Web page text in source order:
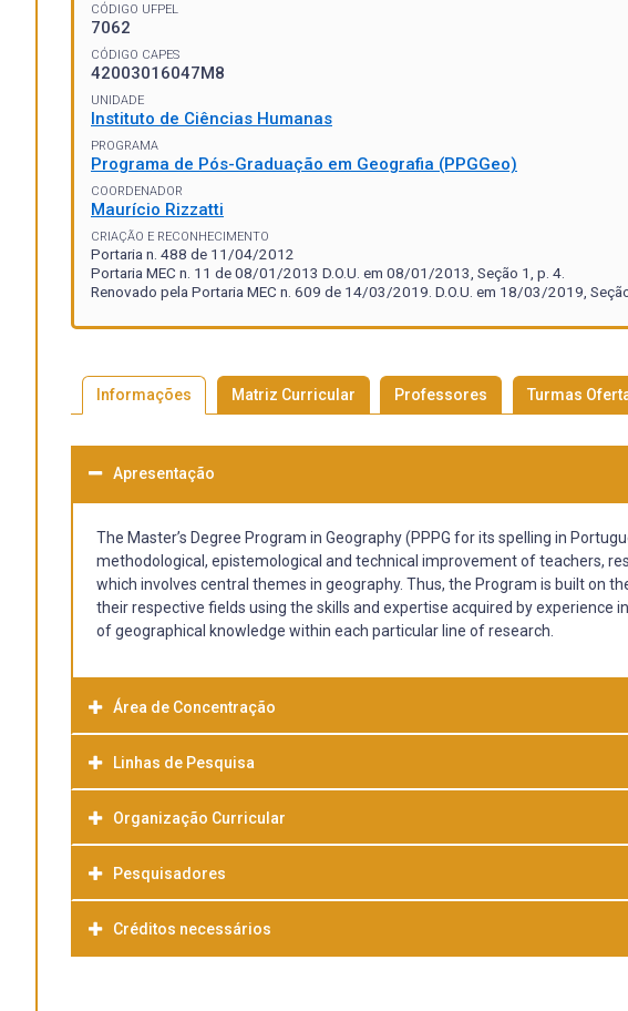
CÓDIGO UFPEL
7062
CÓDIGO CAPES
42003016047M8
UNIDADE
Instituto de Ciências Humanas
PROGRAMA
Programa de Pós-Graduação em Geografia (PPGGeo)
COORDENADOR
Maurício Rizzatti
CRIAÇÃO E RECONHECIMENTO
Portaria n. 488 de 11/04/2012
Portaria MEC n. 11 de 08/01/2013 D.O.U. em 08/01/2013, Seção 1, p. 4.
Renovado pela Portaria MEC n. 609 de 14/03/2019. D.O.U. em 18/03/2019,
Informações Matriz Curricular Professores Turmas
Apresentação
The Master’s Degree Program in Geography (PPPG for its spelling in
methodological, epistemological and technical improvement of teachers,
which involves central themes in geography. Thus, the Program is built on
their respective fields using the skills and expertise acquired by experience
of geographical knowledge within each particular line of research.
Área de Concentração
Dynamics of Space Production and Geography Teaching
Linhas de Pesquisa
1 – Dynamics of Rural and Urban Space Production
2 – Geography Teaching
Organização Curricular
Pesquisadores
Professor Adão José Vital da Costa (PhD in Family Farming Production
Professor Adriano Luís Heck Simon (PhD in Geography – Universidade
Créditos necessários